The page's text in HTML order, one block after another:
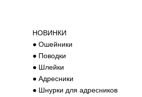
НОВИНКИ
● Ошейники
● Поводки
● Шлейки
● Адресники
● Шнурки для адресников